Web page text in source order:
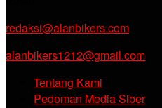
redaksi@alanbikers.com
alanbikers1212@gmail.com
Tentang Kami
Pedoman Media Siber